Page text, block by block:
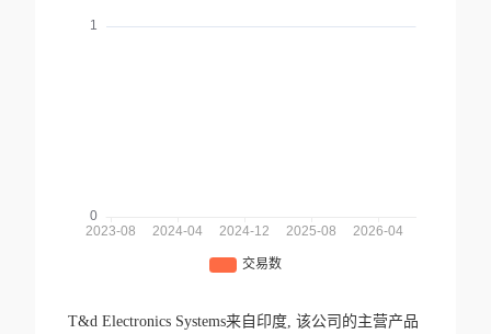
T&d Electronics Systems来自印度, 该公司的主营产品